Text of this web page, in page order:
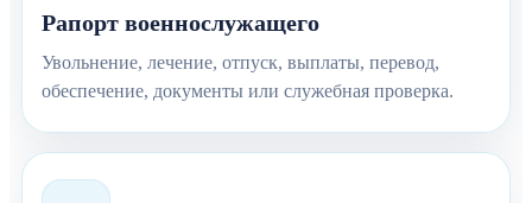
Рапорт военнослужащего
Увольнение, лечение, отпуск, выплаты, перевод,
обеспечение, документы или служебная проверка.